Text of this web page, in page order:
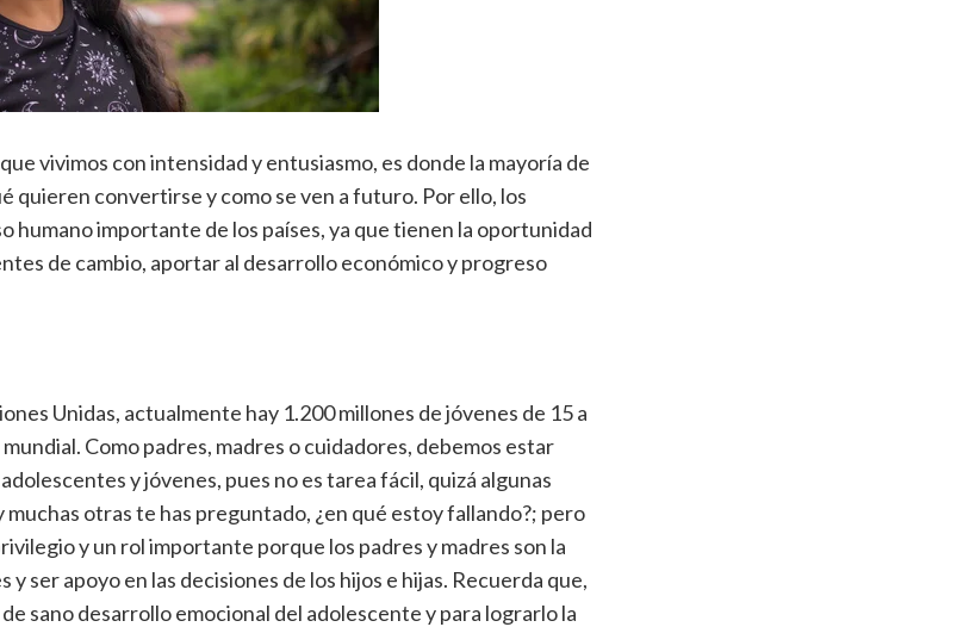
vivimos con intensidad y entusiasmo, es donde la mayoría de
quieren convertirse y como se ven a futuro. Por ello, los
humano importante de los países, ya que tienen la oportunidad
de cambio, aportar al desarrollo económico y progreso
Unidas, actualmente hay 1.200 millones de jóvenes de 15 a
Como padres, madres o cuidadores, debemos estar
y jóvenes, pues no es tarea fácil, quizá algunas
otras te has preguntado, ¿en qué estoy fallando?; pero
y un rol importante porque los padres y madres son la
y ser apoyo en las decisiones de los hijos e hijas. Recuerda que,
sano desarrollo emocional del adolescente y para lograrlo la